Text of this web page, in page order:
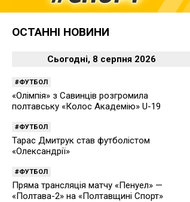
ОСТАННІ НОВИНИ
Сьогодні, 8 серпня 2026
ФУТБОЛ
«Олімпія» з Савинців розгромила
полтавську «Колос Академію» U-19
ФУТБОЛ
Тарас Дмитрук став футболістом
«Олександрії»
ФУТБОЛ
Пряма трансляція матчу «Пенуел» —
«Полтава-2» на «Полтавщині Спорт»